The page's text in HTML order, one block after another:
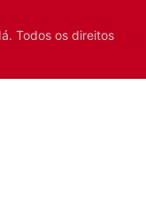
Todos os direitos